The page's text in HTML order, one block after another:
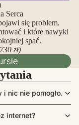
Serca
się problem.
i które nawyki
spać.
zł)
i nic nie pomogło.
internet?